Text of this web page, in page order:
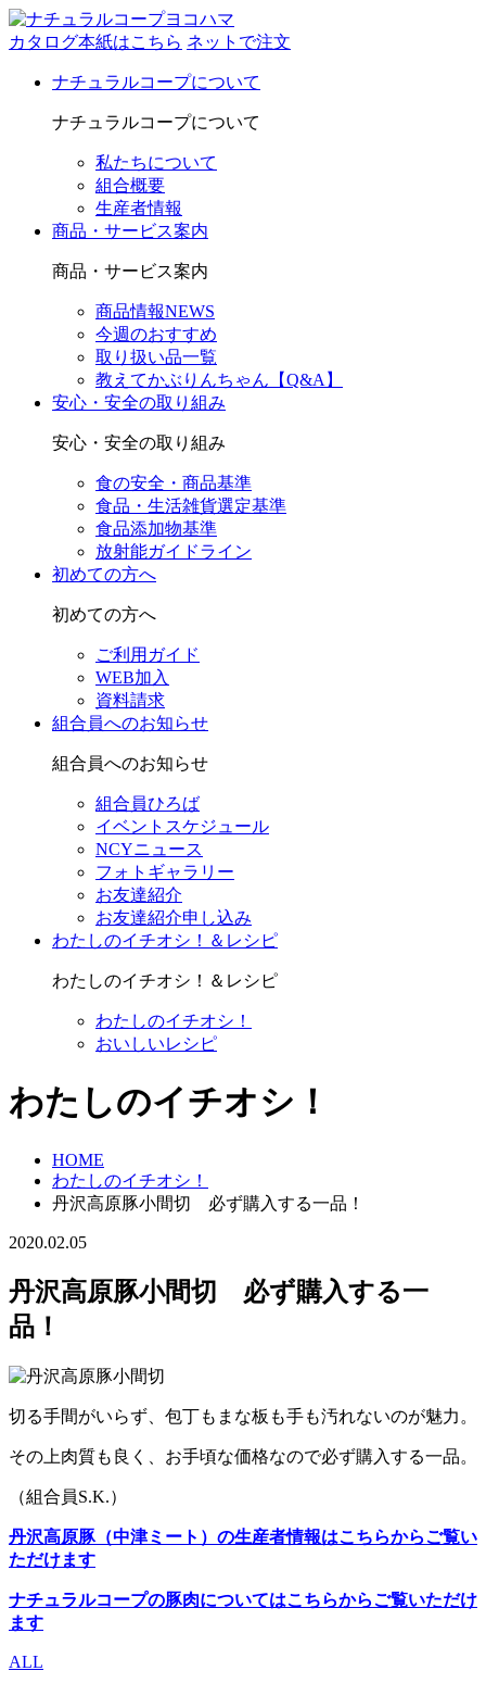
カタログ本紙はこちら ネットで注文
ナチュラルコープについて
ナチュラルコープについて
私たちについて
組合概要
生産者情報
商品・サービス案内
商品・サービス案内
商品情報NEWS
今週のおすすめ
取り扱い品一覧
教えてかぶりんちゃん【Q&A】
安心・安全の取り組み
安心・安全の取り組み
食の安全・商品基準
食品・生活雑貨選定基準
食品添加物基準
放射能ガイドライン
初めての方へ
初めての方へ
ご利用ガイド
WEB加入
資料請求
組合員へのお知らせ
組合員へのお知らせ
組合員ひろば
イベントスケジュール
NCYニュース
フォトギャラリー
お友達紹介
お友達紹介申し込み
わたしのイチオシ！＆レシピ
わたしのイチオシ！＆レシピ
わたしのイチオシ！
おいしいレシピ
わたしのイチオシ！
HOME
わたしのイチオシ！
丹沢高原豚小間切 必ず購入する一品！
2020.02.05
丹沢高原豚小間切 必ず購入する一
品！
切る手間がいらず、包丁もまな板も手も汚れないのが魅力。
その上肉質も良く、お手頃な価格なので必ず購入する一品。
（組合員S.K.）
丹沢高原豚（中津ミート）の生産者情報はこちらからご覧い
ただけます
ナチュラルコープの豚肉についてはこちらからご覧いただけ
ます
ALL